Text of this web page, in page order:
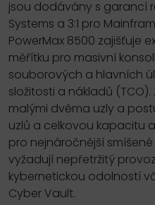
jsou dodávány s garancí
Systems a 3:1 pro
PowerMax 8500 zajišťuje
měřítku pro masivní
souborových a hlavních
složitosti a nákladů
malými dvěma uzly a
uzlů a celkovou kapacitu
pro nejnáročnější
vyžadují nepřetržitý
kybernetickou odolností
Cyber Vault.